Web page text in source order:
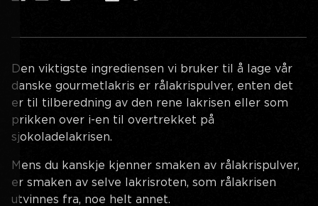
Den viktigste ingrediensen vi bruker til å lage vår
danske gourmetlakris er rålakrispulver, enten det
er til tilberedning av den rene lakrisen eller som
prikken over i-en til overtrekket på
sjokoladelakrisen.
Mens du kanskje kjenner smaken av rålakrispulver,
er smaken av selve lakrisroten, som rålakrisen
utvinnes fra, noe helt annet.